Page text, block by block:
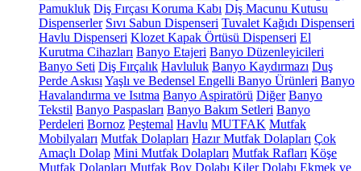
Pamukluk Diş Fırçası Koruma Kabı Diş Macunu Kutusu
Dispenserler Sıvı Sabun Dispenseri Tuvalet Kağıdı Dispenseri
Havlu Dispenseri Klozet Kapak Örtüsü Dispenseri El
Kurutma Cihazları Banyo Etajeri Banyo Düzenleyicileri
Banyo Seti Diş Fırçalık Havluluk Banyo Kaydırmazı Duş
Perde Askısı Yaşlı ve Bedensel Engelli Banyo Ürünleri Banyo
Havalandırma ve Isıtma Banyo Aspiratörü Diğer Banyo
Tekstil Banyo Paspasları Banyo Bakım Setleri Banyo
Perdeleri Bornoz Peştemal Havlu MUTFAK Mutfak
Mobilyaları Mutfak Dolapları Hazır Mutfak Dolapları Çok
Amaçlı Dolap Mini Mutfak Dolapları Mutfak Rafları Köşe
Mutfak Dolapları Mutfak Boy Dolabı Kiler Dolabı Ekmek ve